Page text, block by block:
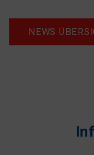
NEWS